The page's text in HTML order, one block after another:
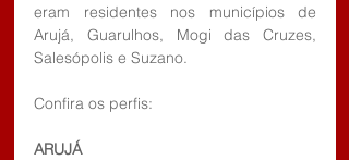
eram residentes nos municípios de
Arujá, Guarulhos, Mogi das Cruzes,
Salesópolis e Suzano.
Confira os perfis:
ARUJÁ